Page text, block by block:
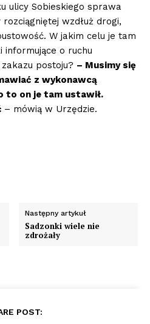
ulicy Sobieskiego sprawa
wzdłuż drogi,
W jakim celu je tam
informujące o ruchu
postoju? – Musimy się
z wykonawcą
to on je tam ustawił.
– mówią w Urzędzie.
Następny artykuł
Sadzonki wiele nie
zdrożały
POST: